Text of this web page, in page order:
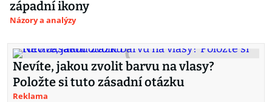
západní ikony
Názory a analýzy
Nevíte, jakou zvolit barvu na vlasy?
Položte si tuto zásadní otázku
Reklama